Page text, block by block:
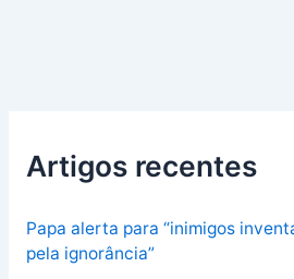
Artigos recentes
Papa alerta para “inimigos
pela ignorância”